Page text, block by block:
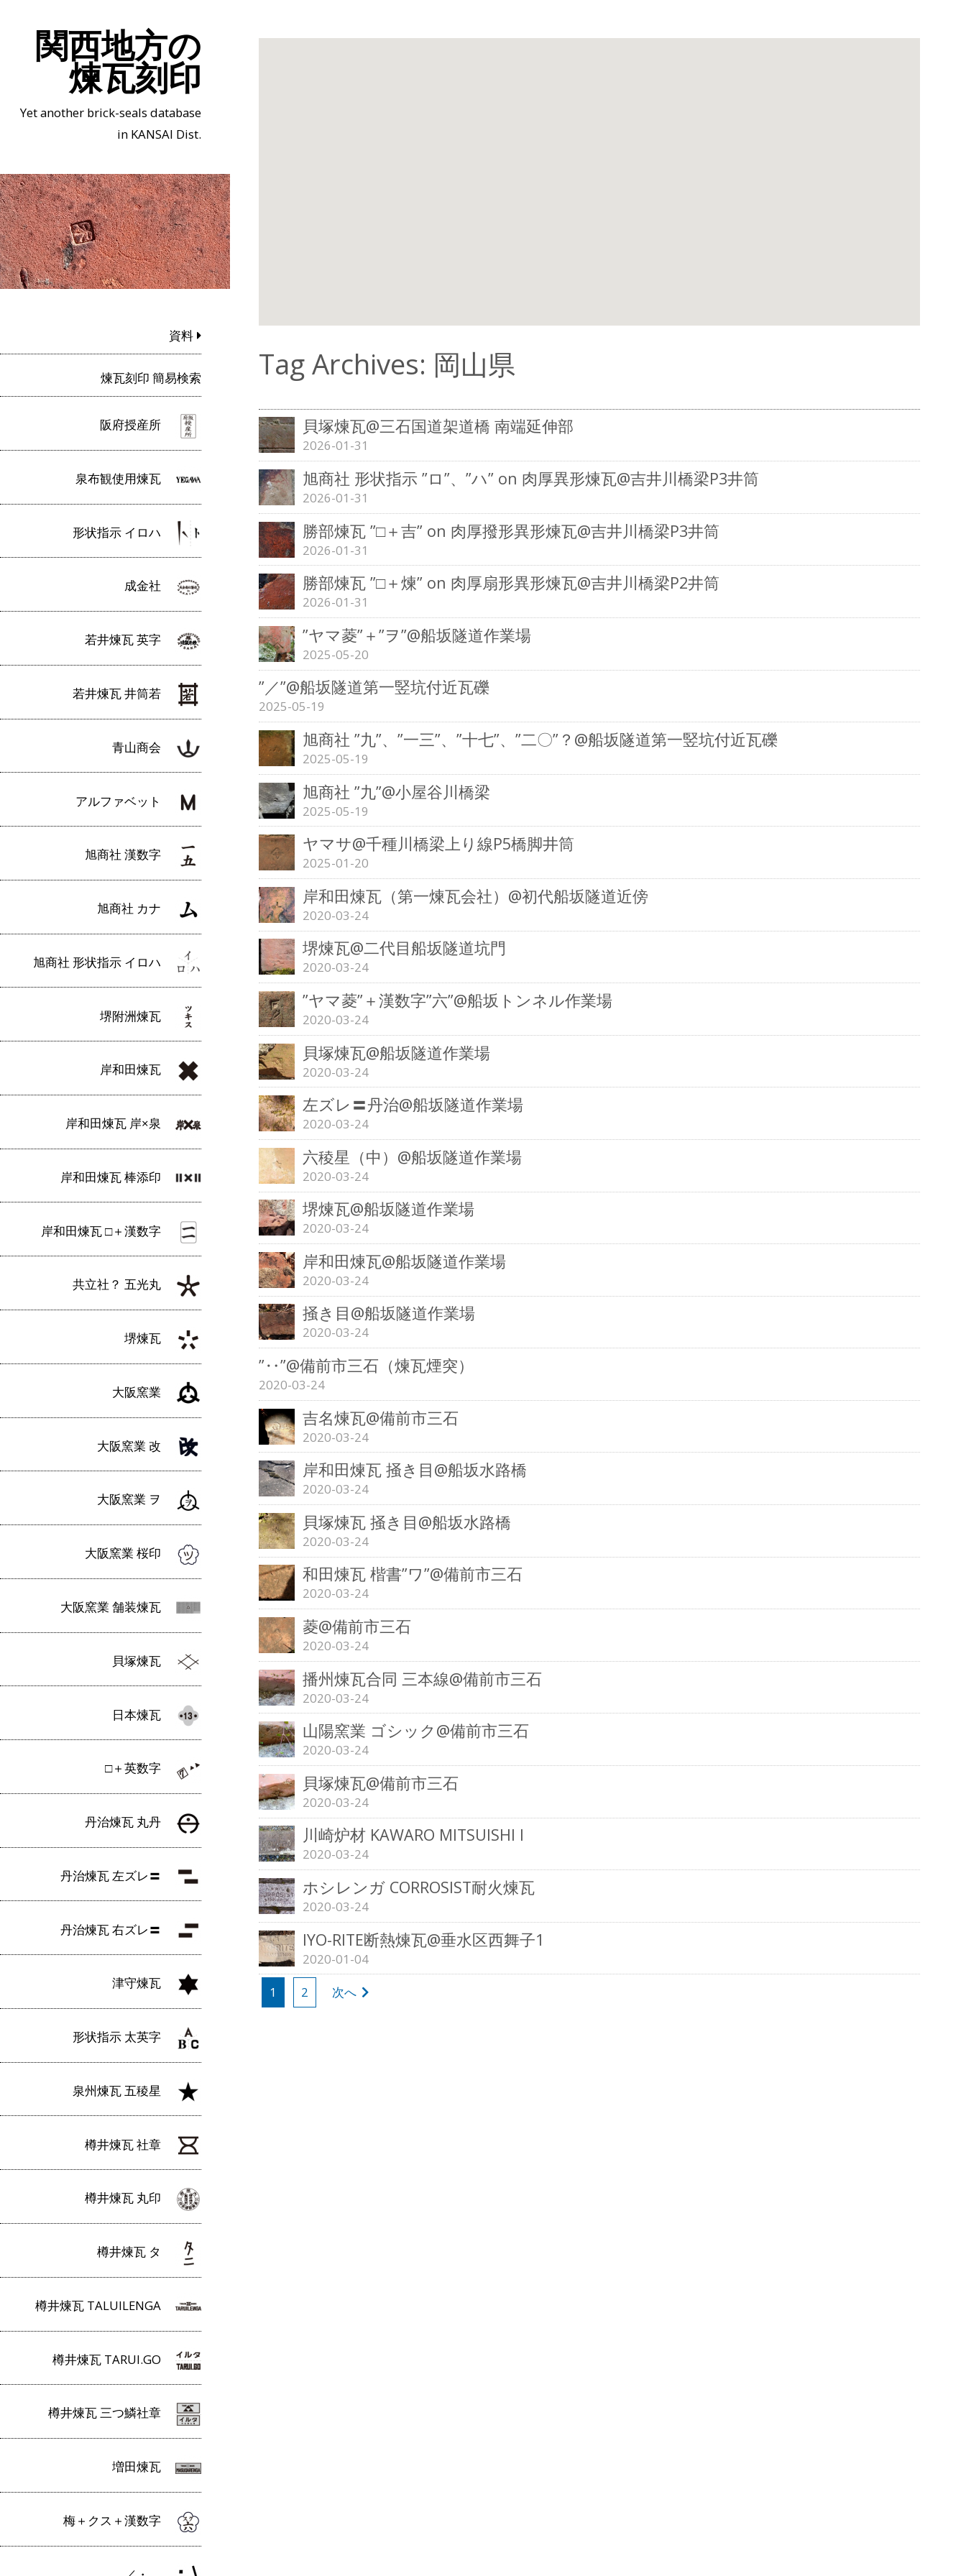
関西地方の
煉瓦刻印
Yet another brick-seals database
in KANSAI Dist.
資料
煉瓦刻印 簡易検索
阪府授産所
泉布観使用煉瓦
形状指示 イロハ
成金社
若井煉瓦 英字
若井煉瓦 井筒若
青山商会
アルファベット
旭商社 漢数字
旭商社 カナ
旭商社 形状指示 イロハ
堺附洲煉瓦
岸和田煉瓦
岸和田煉瓦 岸×泉
岸和田煉瓦 棒添印
岸和田煉瓦 □＋漢数字
共立社？ 五光丸
堺煉瓦
大阪窯業
大阪窯業 改
大阪窯業 ヲ
大阪窯業 桜印
大阪窯業 舗装煉瓦
貝塚煉瓦
日本煉瓦
□＋英数字
丹治煉瓦 丸丹
丹治煉瓦 左ズレ〓
丹治煉瓦 右ズレ〓
津守煉瓦
形状指示 太英字
泉州煉瓦 五稜星
樽井煉瓦 社章
樽井煉瓦 丸印
樽井煉瓦 タ
樽井煉瓦 TALUILENGA
樽井煉瓦 TARUI.GO
樽井煉瓦 三つ鱗社章
増田煉瓦
梅＋クス＋漢数字
Tag Archives: 岡山県
貝塚煉瓦@三石国道架道橋 南端延伸部
2026-01-31
旭商社 形状指示 ”ロ”、”ハ” on 肉厚異形煉瓦@吉井川橋梁P3井筒
2026-01-31
勝部煉瓦 ”□＋吉” on 肉厚撥形異形煉瓦@吉井川橋梁P3井筒
2026-01-31
勝部煉瓦 ”□＋煉” on 肉厚扇形異形煉瓦@吉井川橋梁P2井筒
2026-01-31
”ヤマ菱”＋”ヲ”@船坂隧道作業場
2025-05-20
”／”@船坂隧道第一竪坑付近瓦礫
2025-05-19
旭商社 ”九”、”一三”、”十七”、”二〇”？@船坂隧道第一竪坑付近瓦礫
2025-05-19
旭商社 ”九”@小屋谷川橋梁
2025-05-19
ヤマサ@千種川橋梁上り線P5橋脚井筒
2025-01-20
岸和田煉瓦（第一煉瓦会社）@初代船坂隧道近傍
2020-03-24
堺煉瓦@二代目船坂隧道坑門
2020-03-24
”ヤマ菱”＋漢数字”六”@船坂トンネル作業場
2020-03-24
貝塚煉瓦@船坂隧道作業場
2020-03-24
左ズレ〓丹治@船坂隧道作業場
2020-03-24
六稜星（中）@船坂隧道作業場
2020-03-24
堺煉瓦@船坂隧道作業場
2020-03-24
岸和田煉瓦@船坂隧道作業場
2020-03-24
掻き目@船坂隧道作業場
2020-03-24
”‥”@備前市三石（煉瓦煙突）
2020-03-24
吉名煉瓦@備前市三石
2020-03-24
岸和田煉瓦 掻き目@船坂水路橋
2020-03-24
貝塚煉瓦 掻き目@船坂水路橋
2020-03-24
和田煉瓦 楷書”ワ”@備前市三石
2020-03-24
菱@備前市三石
2020-03-24
播州煉瓦合同 三本線@備前市三石
2020-03-24
山陽窯業 ゴシック@備前市三石
2020-03-24
貝塚煉瓦@備前市三石
2020-03-24
川崎炉材 KAWARO MITSUISHI I
2020-03-24
ホシレンガ CORROSIST耐火煉瓦
2020-03-24
IYO-RITE断熱煉瓦@垂水区西舞子1
2020-01-04
投
稿
1 2 次へ